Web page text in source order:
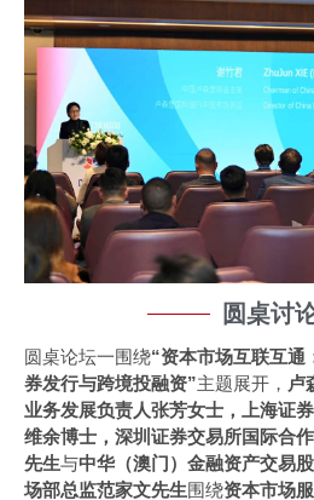
圆桌讨
圆桌论坛一围绕“资本市场互联互通
券发行与跨境投融资”主题展开， 卢
业务发展负责人张芳女士，上海证
维余博士，深圳证券交易所国际合
先生与中华（澳门）金融资产交易
场部总监范家文先生围绕资本市场